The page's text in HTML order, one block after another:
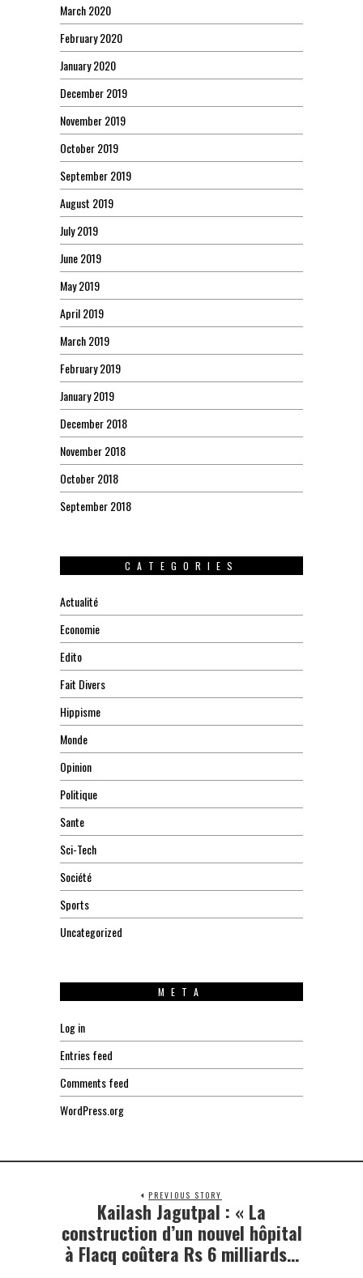
March 2020
February 2020
January 2020
December 2019
November 2019
October 2019
September 2019
August 2019
July 2019
June 2019
May 2019
April 2019
March 2019
February 2019
January 2019
December 2018
November 2018
October 2018
September 2018
CATEGORIES
Actualité
Economie
Edito
Fait Divers
Hippisme
Monde
Opinion
Politique
Sante
Sci-Tech
Société
Sports
Uncategorized
META
Log in
Entries feed
Comments feed
WordPress.org
PREVIOUS STORY
Previous
post:
Kailash Jagutpal : « La
construction d’un nouvel hôpital
à Flacq coûtera Rs 6 milliards…